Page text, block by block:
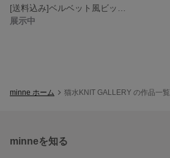
展示中
minne ホーム 猫水KNIT GALLERY の作品一覧
minneを知る